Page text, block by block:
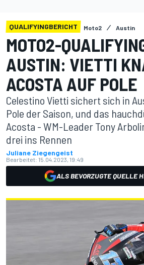
QUALIFYINGBERICHT Moto2 Austin
MOTO2-
AUSTIN: VIETTI
ACOSTA AUF POLE
Celestino Vietti sichert sich in
Pole der Saison, und das
Acosta - WM-Leader Tony
drei ins Rennen
Juliane Ziegengeist
Bearbeitet: 15.04.2023, 19:49
ALS BEVORZUGTE QUELLE